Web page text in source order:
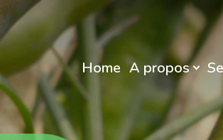
Home A propos